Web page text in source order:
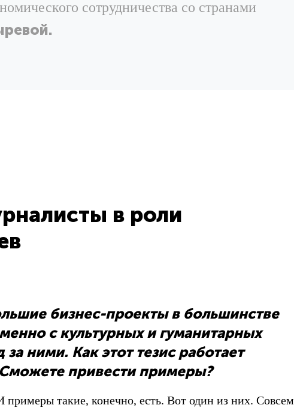
сотрудничества со странами
в роли
бизнес-проекты в большинстве
с культурных и гуманитарных
ними. Как этот тезис работает
Сможете привести примеры?
такие, конечно, есть. Вот один из них. Совсем